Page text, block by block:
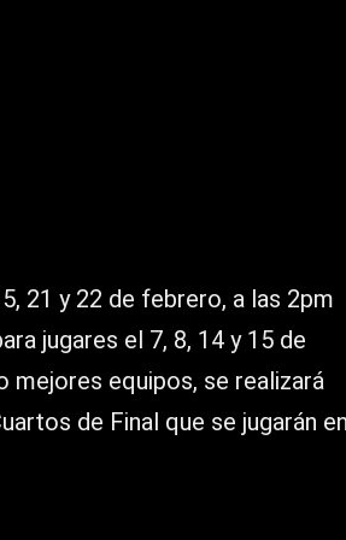
21 y 22 de febrero, a las 2pm
jugares el 7, 8, 14 y 15 de
mejores equipos, se realizará
de Final que se jugarán en